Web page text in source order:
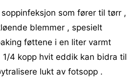
som fører til tørr ,
blemmer , spesielt
føttene i en liter varmt
4 kopp hvit eddik kan bidra til
lukt av fotsopp .